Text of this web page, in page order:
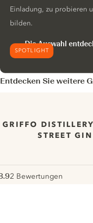
SPOTLIGHT
Einladung, zu probieren
bilden.
Die Auswahl
Entdecken Sie weitere
GRIFFO
STREET GIN
2 Bewertungen